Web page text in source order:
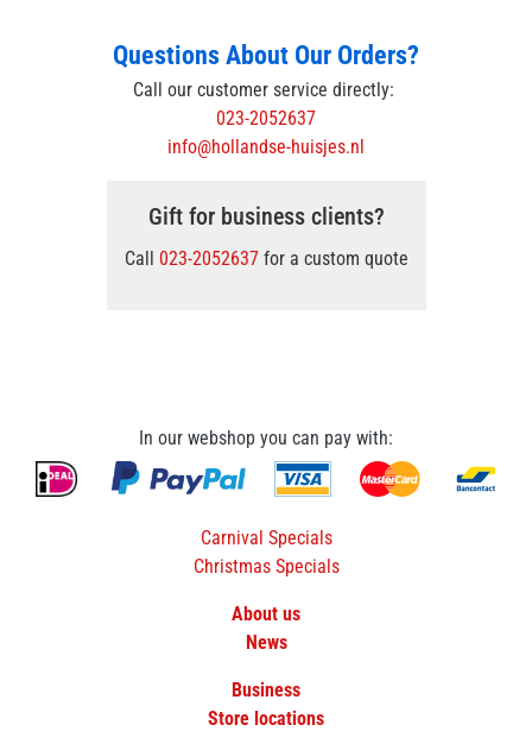
Questions About Our Orders?
Call our customer service directly:
023-2052637
info@hollandse-huisjes.nl
Gift for business clients?
Call 023-2052637for a custom quote
In our webshop you can pay with:
Carnival Specials
Christmas Specials
About us
News
Business
Store locations